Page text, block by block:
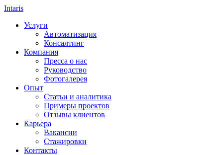
Intaris
Услуги
Автоматизация
Консалтинг
Компания
Пресса о нас
Руководство
Фотогалерея
Опыт
Статьи и аналитика
Примеры проектов
Отзывы клиентов
Карьера
Вакансии
Стажировки
Контакты